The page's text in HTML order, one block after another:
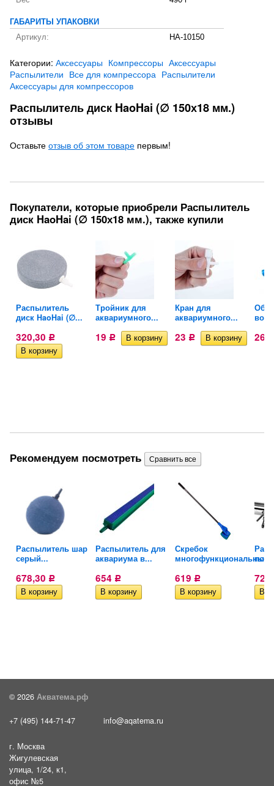
ГАБАРИТЫ УПАКОВКИ
Артикул:
HA-10150
Категории: Аксессуары Компрессоры Аксессуары
Распылители Все для компрессора Распылители
Аксессуары для компрессоров
Распылитель диск HaoHai (∅ 150х18 мм.)
отзывы
Оставьте отзыв об этом товаре первым!
Покупатели, которые приобрели Распылитель
диск HaoHai (∅ 150х18 мм.), также купили
Распылитель
диск HaoHai (∅...
320,30 Р
Тройник для
аквариумного...
19 Р
Кран для
аквариумного...
23 Р 26
Рекомендуем посмотреть
Распылитель шар
серый...
678,30 Р
Распылитель для
аквариума в...
654 Р
Скребок
619 Р 720
© 2026 Акватема.рф
+7 (495) 144-71-47 info@aqatema.ru
г. Москва
Жигулевская
улица, 1/24, к1,
офис №5